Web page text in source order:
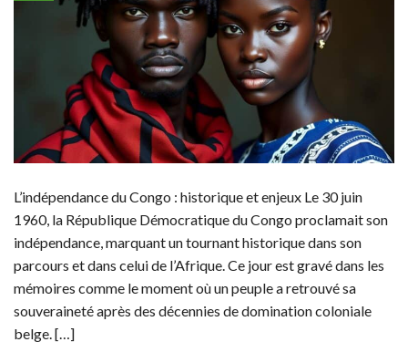
L’indépendance du Congo : historique et enjeux Le 30 juin
1960, la République Démocratique du Congo proclamait son
indépendance, marquant un tournant historique dans son
parcours et dans celui de l’Afrique. Ce jour est gravé dans les
mémoires comme le moment où un peuple a retrouvé sa
souveraineté après des décennies de domination coloniale
belge. […]